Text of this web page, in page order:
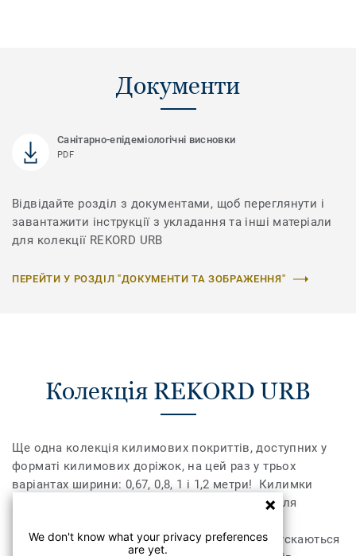
Документи
Санітарно-епідеміологічні висновки
PDF
Відвідайте розділ з документами, щоб переглянути і
завантажити інструкції з укладання та інші матеріали
для колекції REKORD URB
ПЕРЕЙТИ У РОЗДІЛ "ДОКУМЕНТИ ТА ЗОБРАЖЕННЯ"
Колекція REKORD URB
Ще одна колекція килимових покриттів, доступних у
форматі килимових доріжок, на цей раз у трьох
варіантах ширини: 0,67, 0,8, 1 і 1,2 метри! Килимки
Rekord – це довговічні текстильні покриття для
інтенсивного використання в побуті, які випускаються
We don't know what your privacy preferences
are yet.